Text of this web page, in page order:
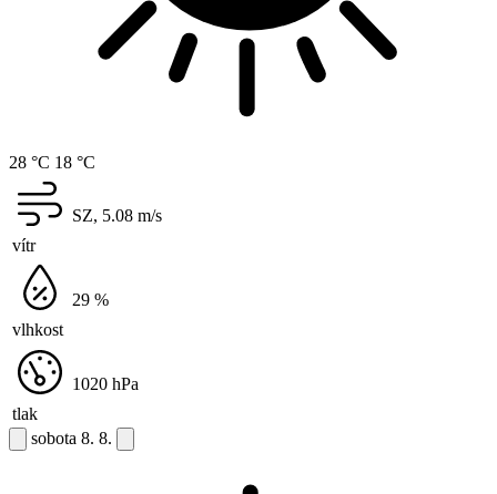
28 °C 18 °C
vítr
SZ, 5.08 m/s
vlhkost
29 %
tlak
1020 hPa
sobota 8. 8.